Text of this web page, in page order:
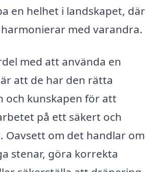
en helhet i landskapet, där
med varandra.
med att använda en
att de har den rätta
och kunskapen för att
på ett säkert och
Oavsett om det handlar om
stenar, göra korrekta